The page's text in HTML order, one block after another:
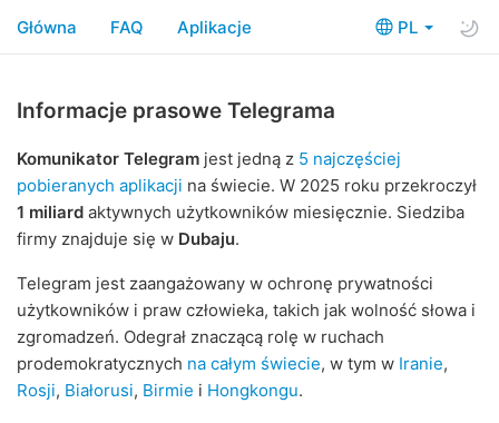
PL
Główna FAQ Aplikacje
Informacje prasowe Telegrama
Komunikator Telegram jest jedną z 5 najczęściej
pobieranych aplikacji na świecie. W 2025 roku przekroczył
1 miliard aktywnych użytkowników miesięcznie. Siedziba
firmy znajduje się w Dubaju.
Telegram jest zaangażowany w ochronę prywatności
użytkowników i praw człowieka, takich jak wolność słowa i
zgromadzeń. Odegrał znaczącą rolę w ruchach
prodemokratycznych na całym świecie, w tym w Iranie,
Rosji, Białorusi, Birmie i Hongkongu.